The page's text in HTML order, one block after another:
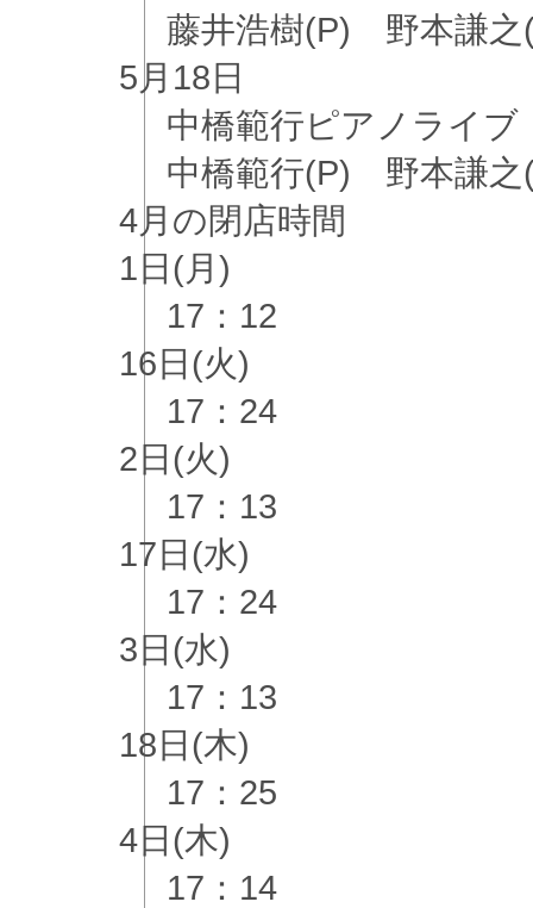
藤井浩樹(P) 野本謙
5月 18日
中橋範行ピアノライブ
中橋範行(P) 野本謙
4月 の閉店時間
1日(月)
17：12
16日(火)
17：24
2日(火)
17：13
17日(水)
17：24
3日(水)
17：13
18日(木)
17：25
4日(木)
17：14